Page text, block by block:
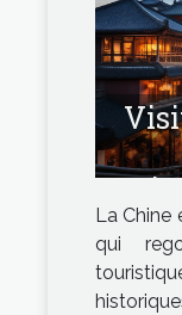
La Chine
qui